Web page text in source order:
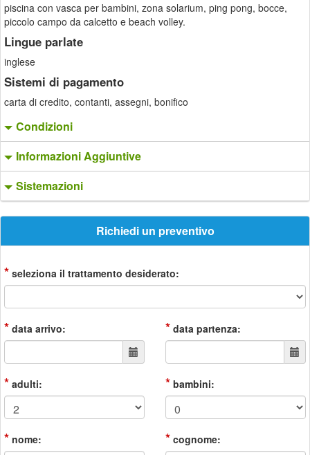
piscina con vasca per bambini, zona solarium, ping pong, bocce,
piccolo campo da calcetto e beach volley.
Lingue parlate
inglese
Sistemi di pagamento
carta di credito, contanti, assegni, bonifico
Condizioni
Informazioni Aggiuntive
Sistemazioni
Richiedi un preventivo
* seleziona il trattamento desiderato:
* data arrivo: * data partenza:
* adulti: * bambini:
* nome: * cognome: